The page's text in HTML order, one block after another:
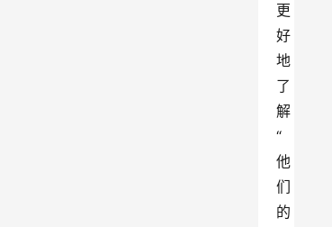
更
好
地
了
解
“
他
们
的